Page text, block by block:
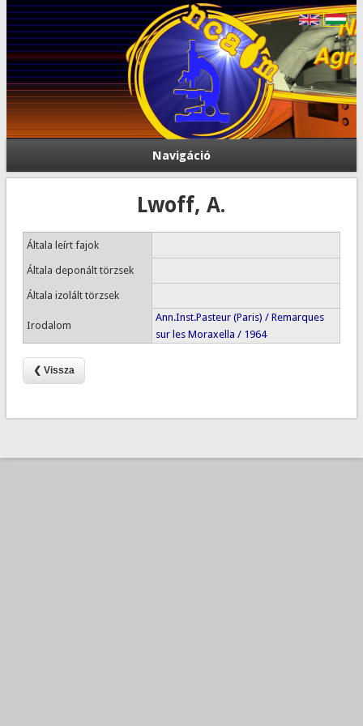
Navigáció
Lwoff, A.
Általa leírt fajok
Általa deponált törzsek
Általa izolált törzsek
Irodalom
Ann.Inst.Pasteur (Paris) / Remarques
sur les Moraxella / 1964